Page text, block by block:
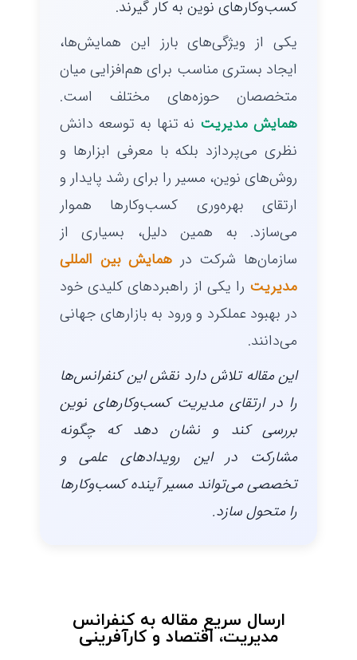
کسب‌وکارهای نوین به کار گیرند.
یکی از ویژگی‌های بارز این همایش‌ها،
ایجاد بستری مناسب برای هم‌افزایی میان
متخصصان حوزه‌های مختلف است.
همایش مدیریت نه تنها به توسعه دانش
نظری می‌پردازد بلکه با معرفی ابزارها و
روش‌های نوین، مسیر را برای رشد پایدار و
ارتقای بهره‌وری کسب‌وکارها هموار
می‌سازد. به همین دلیل، بسیاری از
سازمان‌ها شرکت در همایش بین المللی
مدیریت را یکی از راهبردهای کلیدی خود
در بهبود عملکرد و ورود به بازارهای جهانی
می‌دانند.
این مقاله تلاش دارد نقش این کنفرانس‌ها
را در ارتقای مدیریت کسب‌وکارهای نوین
بررسی کند و نشان دهد که چگونه
مشارکت در این رویدادهای علمی و
تخصصی می‌تواند مسیر آینده کسب‌وکارها
را متحول سازد.
ارسال سریع مقاله به کنفرانس
مدیریت، اقتصاد و کارآفرینی